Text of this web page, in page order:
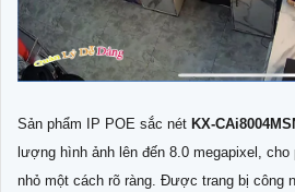
Sản phẩm IP POE sắc nét KX-
lượng hình ảnh lên đến 8.0 megapixel,
nhỏ một cách rõ ràng. Được trang bị công